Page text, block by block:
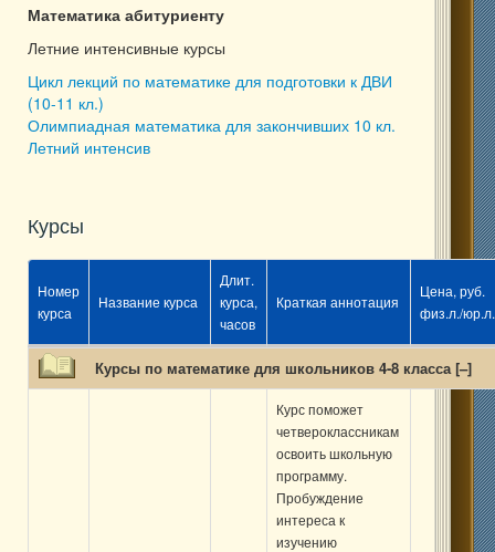
Математика абитуриенту
Летние интенсивные курсы
Цикл лекций по математике для подготовки к ДВИ
(10-11 кл.)
Олимпиадная математика для закончивших 10 кл.
Летний интенсив
Курсы
Номер
курса
Название курса
Длит.
курса,
часов
Краткая аннотация
Цена, руб.
физ.л./юр.л.
Курсы по математике для школьников 4-8 класса [–]
Курс поможет
четвероклассникам
освоить школьную
программу.
Пробуждение
интереса к
изучению